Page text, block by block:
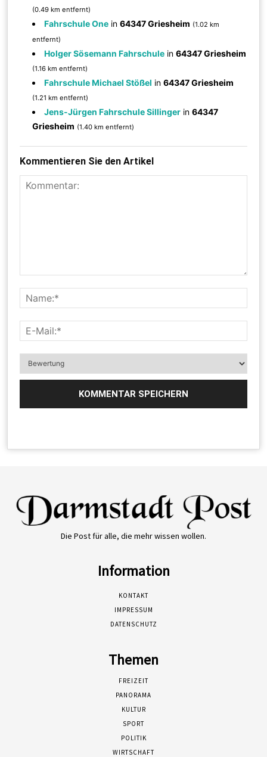
(0.49 km entfernt)
Fahrschule One in64347 Griesheim (1.02 km
entfernt)
Holger Sösemann Fahrschule in64347 Griesheim
(1.16 km entfernt)
Fahrschule Michael Stößel in64347 Griesheim
(1.21 km entfernt)
Jens-Jürgen Fahrschule Sillinger in64347
Griesheim (1.40 km entfernt)
Kommentieren Sie den Artikel
Die Post für alle, die mehr wissen wollen.
Information
KONTAKT
IMPRESSUM
DATENSCHUTZ
Themen
FREIZEIT
PANORAMA
KULTUR
SPORT
POLITIK
WIRTSCHAFT